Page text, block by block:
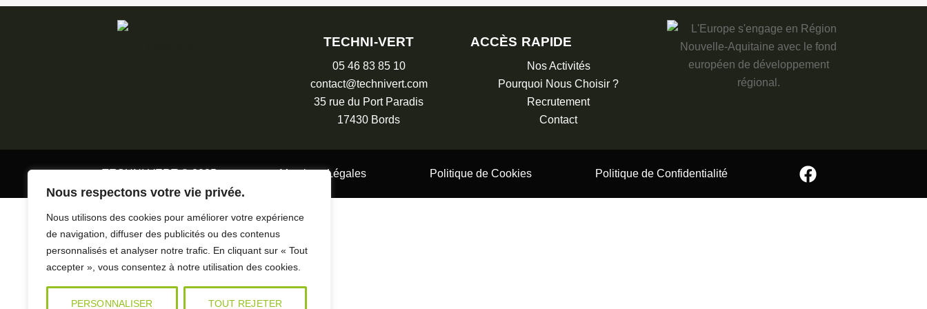
Nous respectons votre vie privée.
Nous utilisons des cookies pour améliorer votre expérience
de navigation, diffuser des publicités ou des contenus
personnalisés et analyser notre trafic. En cliquant sur « Tout
accepter », vous consentez à notre utilisation des cookies.
PERSONNALISER TOUT REJETER
TECHNI-VERT
05 46 83 85 10
contact@technivert.com
35 rue du Port Paradis
17430 Bords
ACCÈS RAPIDE
Nos Activités
Pourquoi Nous Choisir ?
Recrutement
Contact
TECHNI-VERT © 2025 Mentions Légales Politique de Cookies Politique de Confidentialité